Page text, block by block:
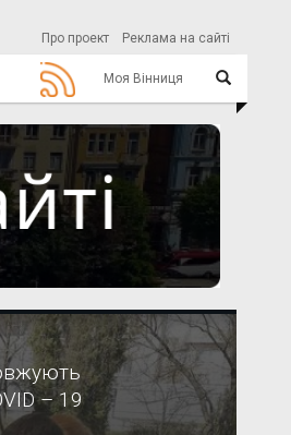
Про проект Реклама на сайті
Моя Вінниця
– 19